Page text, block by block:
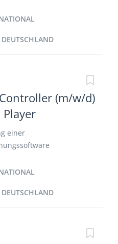
Unterstützung bei der
und
und -
und
Unterstützung
Fragen
(Aufstellung
(m/w/d)
einer
und
Prozesse Monatliches
auf der Basis
Niederlassungen